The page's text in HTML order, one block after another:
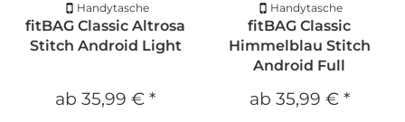
Handytasche
fitBAG Classic Altrosa
Stitch Android Light
ab35,99 €*
Handytasche
fitBAG Classic
Himmelblau Stitch
Android Full
ab 35,99 € *